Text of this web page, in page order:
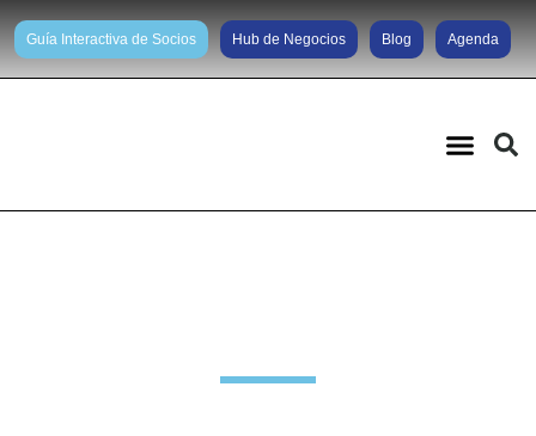
Guía Interactiva de Socios Hub de Negocios Blog Agenda